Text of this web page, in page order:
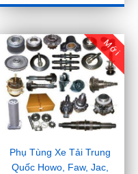
Mới
Phụ Tùng Xe Tải Trung
Quốc Howo, Faw, Jac,